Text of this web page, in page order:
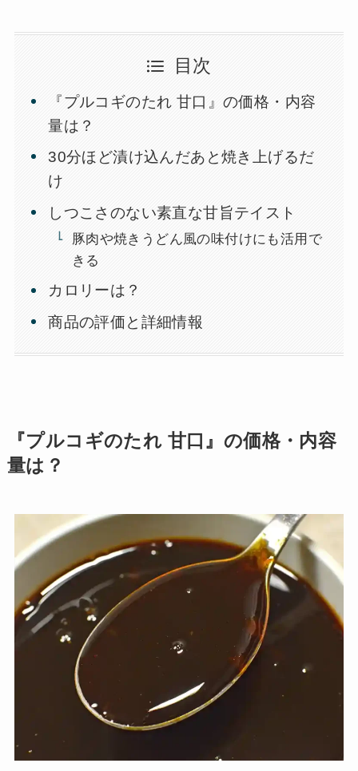
目次
『プルコギのたれ 甘口』の価格・内容
量は？
30分ほど漬け込んだあと焼き上げるだ
け
しつこさのない素直な甘旨テイスト
豚肉や焼きうどん風の味付けにも活用で
きる
カロリーは？
商品の評価と詳細情報
『プルコギのたれ 甘口』の価格・内容
量は？